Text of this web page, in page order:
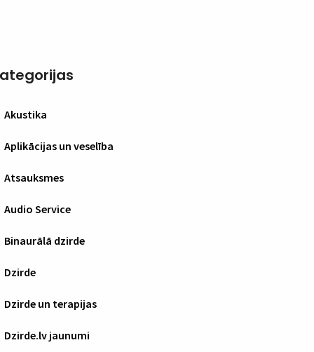
Akustika
Aplikācijas un veselība
Atsauksmes
Audio Service
Binaurālā dzirde
Dzirde
Dzirde un terapijas
Dzirde.lv jaunumi